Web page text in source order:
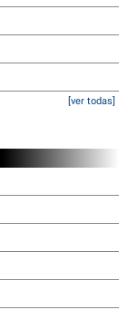
[ver todas]